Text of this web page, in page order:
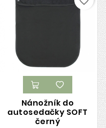
Nánožník do
autosedačky SOFT
černý